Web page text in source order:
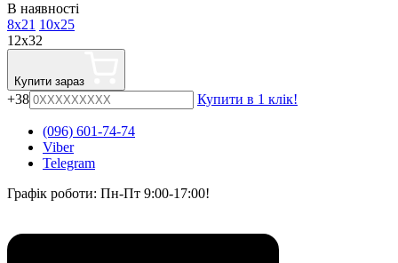
В наявності
8x21 10x25
12x32
Купити зараз
+38 Купити в 1 клік!
(096) 601-74-74
Viber
Telegram
Графік роботи: Пн-Пт 9:00-17:00!